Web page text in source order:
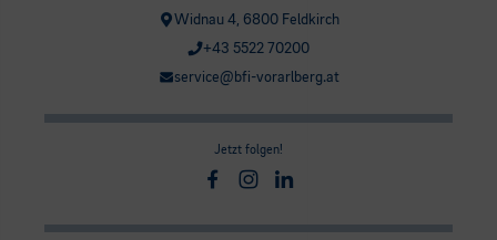
Widnau 4, 6800 Feldkirch
+43 5522 70200
service@bfi-vorarlberg.at
Jetzt folgen!
Facebook
Instagram
Linkedin